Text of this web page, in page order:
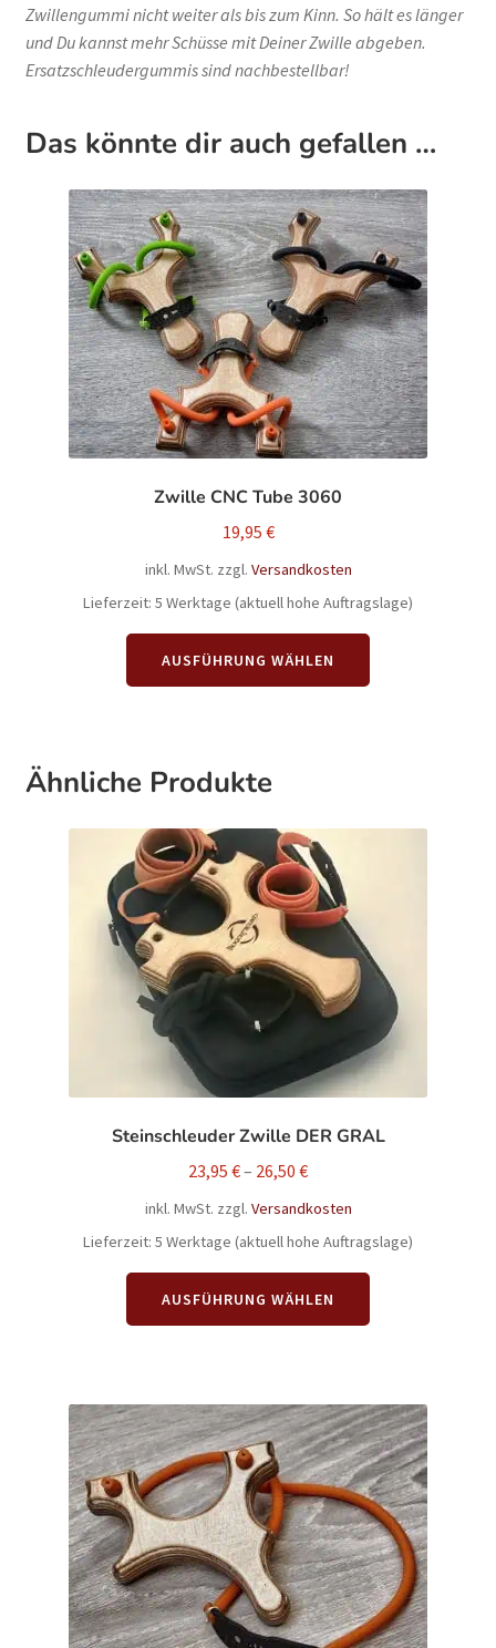
Zwillengummi nicht weiter als bis zum Kinn. So hält es länger
und Du kannst mehr Schüsse mit Deiner Zwille abgeben.
Ersatzschleudergummis sind nachbestellbar!
Das könnte dir auch gefallen …
Zwille CNC Tube 3060
19,95 €
inkl. MwSt. zzgl. Versandkosten
Lieferzeit: 5 Werktage (aktuell hohe Auftragslage)
AUSFÜHRUNG WÄHLEN
Dieses
weist
Optionen
gewählt
werden
Ähnliche Produkte
Steinschleuder Zwille DER GRAL
23,95 €– 26,50 €
inkl. MwSt. zzgl. Versandkosten
Lieferzeit: 5 Werktage (aktuell hohe Auftragslage)
AUSFÜHRUNG WÄHLEN
Dieses
weist
auf.
Die
Optionen
können
auf
der
Produktseite
gewählt
werden